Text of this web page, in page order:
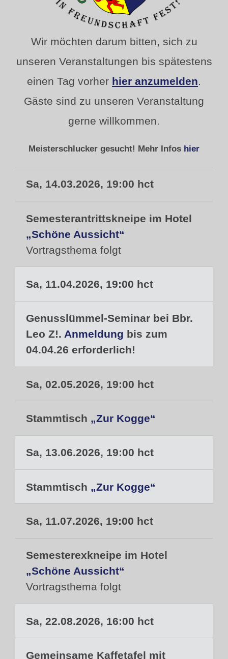
Wir möchten darum bitten, sich zu
unseren Veranstaltungen bis spätestens
einen Tag vorher hier anzumelden.
Gäste sind zu unseren Veranstaltung
gerne willkommen.
Meisterschlucker gesucht! Mehr Infos hier
Sa, 14.03.2026, 19:00 hct
Semesterantrittskneipe im Hotel
„Schöne Aussicht“
Vortragsthema folgt
Sa, 11.04.2026, 19:00 hct
Genusslümmel-Seminar bei Bbr.
Leo Z!. Anmeldung bis zum
04.04.26 erforderlich!
Sa, 02.05.2026, 19:00 hct
Stammtisch „Zur Kogge“
Sa, 13.06.2026, 19:00 hct
Stammtisch „Zur Kogge“
Sa, 11.07.2026, 19:00 hct
Semesterexkneipe im Hotel
„Schöne Aussicht“
Vortragsthema folgt
Sa, 22.08.2026, 16:00 hct
Gemeinsame Kaffetafel mit